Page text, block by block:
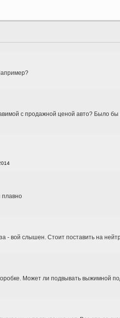
с продажной ценой авто? Было
плавно
вой слышен. Стоит поставить на
Может ли подвывать выжимной